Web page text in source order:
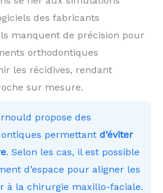
des fabricants
manquent de précision pour
orthodontiques
les récidives, rendant
sur mesure.
propose des
permettant d’éviter
. Selon les cas, il est possible
d’espace pour aligner les
à la chirurgie maxillo-faciale.